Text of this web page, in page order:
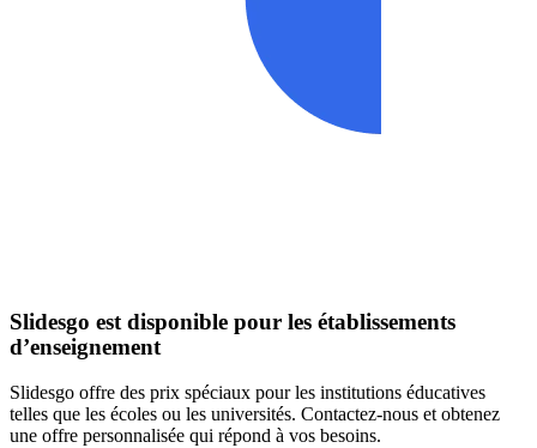
Slidesgo est disponible pour les établissements
d’enseignement
Slidesgo offre des prix spéciaux pour les institutions éducatives
telles que les écoles ou les universités. Contactez-nous et obtenez
une offre personnalisée qui répond à vos besoins.